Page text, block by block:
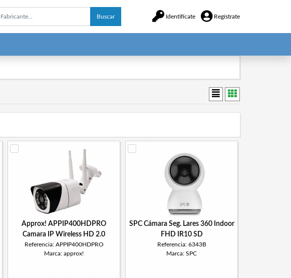
Buscar Identifícate Regístrate
Approx! APPIP400HDPRO
Camara IP Wireless HD 2.0
Referencia: APPIP400HDPRO
Marca: approx!
SPC Cámara Seg. Lares 360 Indoor
FHD IR10 SD
Referencia: 6343B
Marca: SPC